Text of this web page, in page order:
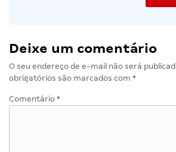
Deixe um comentário
O seu endereço de e-mail não será
obrigatórios são marcados com *
Comentário *